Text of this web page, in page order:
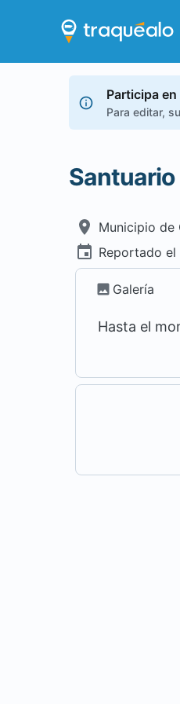
Participa
Para editar,
Municipio de
Reportado el
Galería
Hasta el